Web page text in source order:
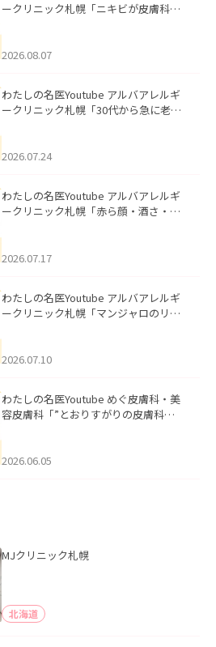
ークリニック札幌「ニキビが皮膚科で
ました。
2026.08.07
わたしの名医Youtube アルバアレルギ
ークリニック札幌「30代から急に老け
た。
2026.07.24
わたしの名医Youtube アルバアレルギ
ークリニック札幌「赤ら顔・酒さ・ニ
した。
2026.07.17
わたしの名医Youtube アルバアレルギ
ークリニック札幌「マンジャロのリア
た。
2026.07.10
わたしの名医Youtube めぐ皮膚科・美
容皮膚科「”とおりすがりの皮膚科
2026.06.05
MJクリニック札幌
北海道